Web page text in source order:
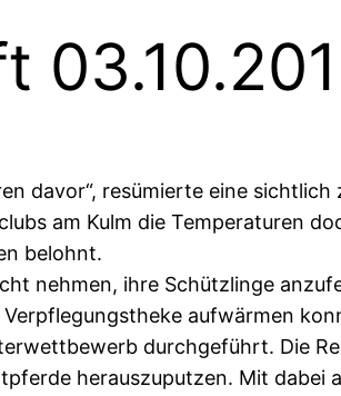
davor“, resümierte eine
am Kulm die Temperaturen
belohnt.
nehmen, ihre Schützlinge
aufwärmen
durchgeführt. Die
herauszuputzen. Mit dabei